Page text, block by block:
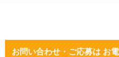
お問い合わせ・ご応募はお